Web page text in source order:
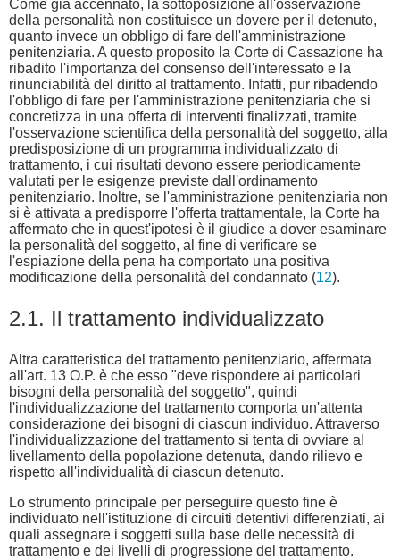
Come già accennato, la sottoposizione all'osservazione
della personalità non costituisce un dovere per il detenuto,
quanto invece un obbligo di fare dell'amministrazione
penitenziaria. A questo proposito la Corte di Cassazione ha
ribadito l'importanza del consenso dell'interessato e la
rinunciabilità del diritto al trattamento. Infatti, pur ribadendo
l'obbligo di fare per l'amministrazione penitenziaria che si
concretizza in una offerta di interventi finalizzati, tramite
l'osservazione scientifica della personalità del soggetto, alla
predisposizione di un programma individualizzato di
trattamento, i cui risultati devono essere periodicamente
valutati per le esigenze previste dall'ordinamento
penitenziario. Inoltre, se l'amministrazione penitenziaria non
si è attivata a predisporre l'offerta trattamentale, la Corte ha
affermato che in quest'ipotesi è il giudice a dover esaminare
la personalità del soggetto, al fine di verificare se
l'espiazione della pena ha comportato una positiva
modificazione della personalità del condannato (12).
2.1. Il trattamento individualizzato
Altra caratteristica del trattamento penitenziario, affermata
all'art. 13 O.P. è che esso "deve rispondere ai particolari
bisogni della personalità del soggetto", quindi
l'individualizzazione del trattamento comporta un'attenta
considerazione dei bisogni di ciascun individuo. Attraverso
l'individualizzazione del trattamento si tenta di ovviare al
livellamento della popolazione detenuta, dando rilievo e
rispetto all'individualità di ciascun detenuto.
Lo strumento principale per perseguire questo fine è
individuato nell'istituzione di circuiti detentivi differenziati, ai
quali assegnare i soggetti sulla base delle necessità di
trattamento e dei livelli di progressione del trattamento.